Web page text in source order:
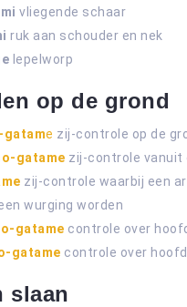
vliegende schaar
ruk aan schouder en nek
lepelworp
op de grond
gatame zij-controle op de
gatame zij-controle
zij-controle waarbij een
wurging worden
gatame controle over
gatame controle over
slaan